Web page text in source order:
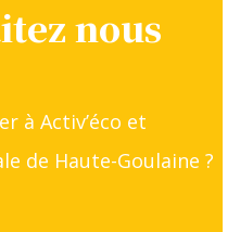
nous
à Activ’éco et
de Haute-Goulaine ?